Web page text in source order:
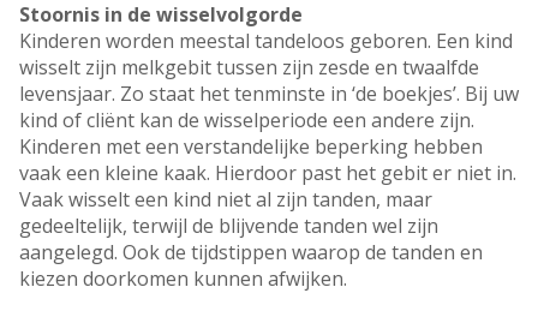
Stoornis in de wisselvolgorde
Kinderen worden meestal tandeloos geboren. Een kind
wisselt zijn melkgebit tussen zijn zesde en twaalfde
levensjaar. Zo staat het tenminste in ‘de boekjes’. Bij uw
kind of cliënt kan de wisselperiode een andere zijn.
Kinderen met een verstandelijke beperking hebben
vaak een kleine kaak. Hierdoor past het gebit er niet in.
Vaak wisselt een kind niet al zijn tanden, maar
gedeeltelijk, terwijl de blijvende tanden wel zijn
aangelegd. Ook de tijdstippen waarop de tanden en
kiezen doorkomen kunnen afwijken.